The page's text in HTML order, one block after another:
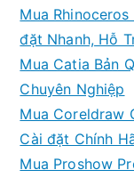
Mua
đặt Nhanh, Hỗ
Mua Catia Bản
Chuyên Nghiệp
Mua Coreldraw
Cài đặt Chính
Mua Proshow